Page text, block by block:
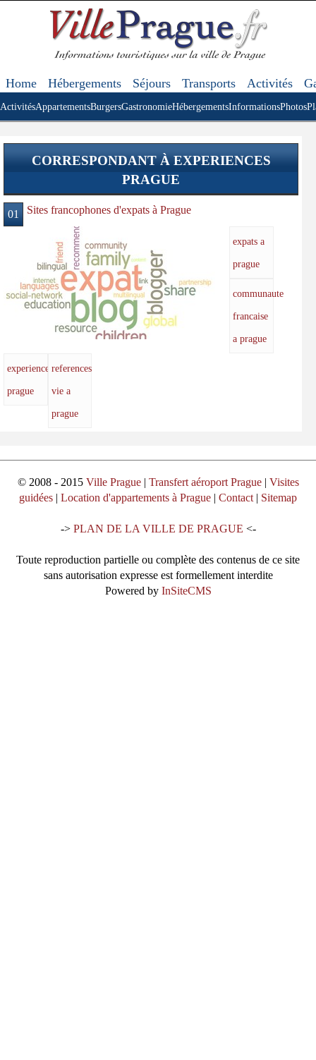
Home Hébergements Séjours Transports Activités
ActivitésAppartementsBurgersGastronomieHébergementsInformationsPhotos
CORRESPONDANT À EXPERIENCES
PRAGUE
01 Sites francophones d'expats à Prague
expats a
prague
communaute
francaise
a prague
experiences
prague
references
vie a
prague
© 2008 - 2015 Ville Prague| Transfert aéroport Prague| Visites
guidées | Location d'appartements à Prague | Contact | Sitemap
-> PLAN DE LA VILLE DE PRAGUE <-
Toute reproduction partielle ou complète des contenus de ce site
sans autorisation expresse est formellement interdite
Powered by InSiteCMS